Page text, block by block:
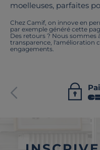
moelleuses, parfaites
Chez Camif, on innove en
par exemple généré cette
Des retours ? Nous sommes
transparence, l'amélioration
engagements.